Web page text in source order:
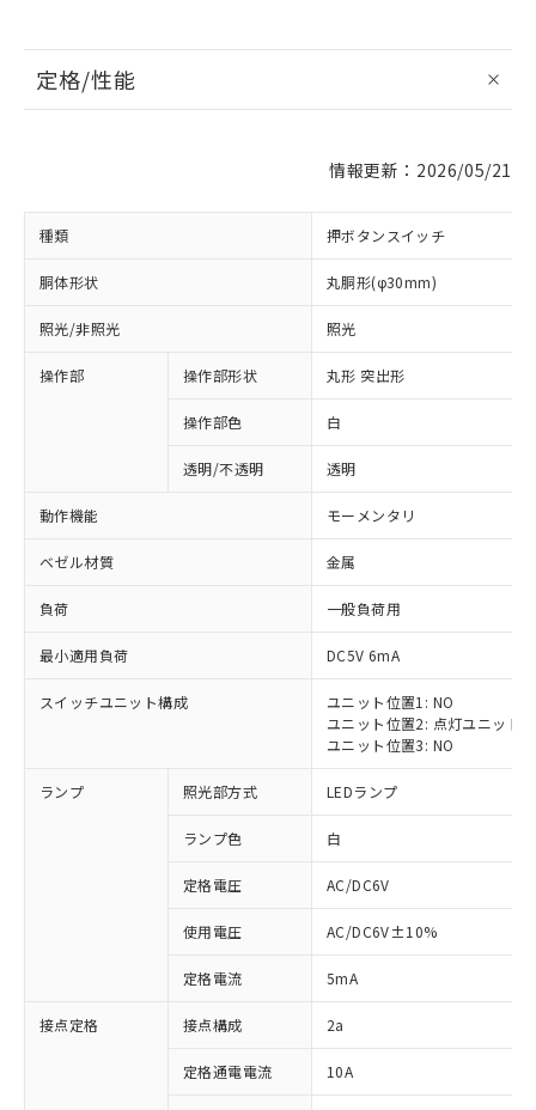
定格/性能
情報更新：2026/05/21
種類 押ボタンスイッチ
胴体形状 丸胴形(φ30mm)
照光/非照光 照光
操作部 操作部形状 丸形 突出形
操作部色 白
透明/不透明 透明
動作機能 モーメンタリ
ベゼル材質 金属
負荷 一般負荷用
最小適用負荷 DC5V 6mA
スイッチユニット構成
ユニット位置1: NO
ユニット位置2: 点灯ユニット
ユニット位置3: NO
ランプ 照光部方式 LEDランプ
ランプ色 白
定格電圧 AC/DC6V
使用電圧 AC/DC6V±10%
定格電流 5mA
接点定格 接点構成 2a
定格通電電流 10A
ご利用条件
以下の条件をお読みいただき、同意のうえ
ご利用ください。
商品の当社在庫状況および標準価格
(税抜)を提供させていただくもので
対応済み：EU RoHS指令（10物質）の
非含有に対応した製品が提供可能な商品で
対応予定：EU RoHS指令（10物質）の非含
有に対応した製品に切り替える予定のある
対応予定なし：EU RoHS指令（10物質）の
非含有に非対応の商品で、対応品を出す予
定はありません。
調査・確認中：EU RoHS指令（10物質）の
非含有の対応状況を調査中または確認中の
非該当品：ライセンス料など無形物で、有
害物質有無と関係のない商品です。
※1 中国RoHS○×表
「○」：最大均質材料含有率が中国RoHSの
基準値以下であることを示します。